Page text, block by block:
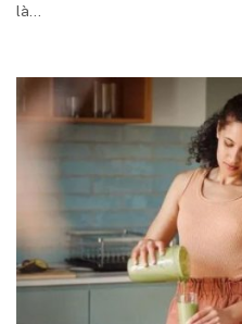
là...